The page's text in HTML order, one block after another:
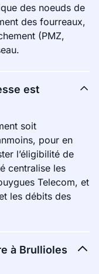
des noeuds de
des fourreaux,
(PMZ,
est
soit
pour en
l’éligibilité de
centralise les
Telecom, et
les débits des
à Brullioles